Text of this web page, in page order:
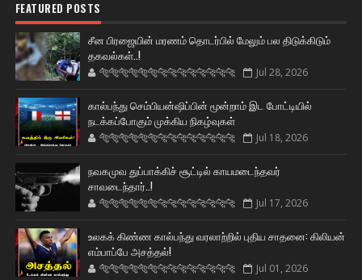
FEATURED POSTS
சீன பிரஜையின் மரணம் தொடர்பில் மேலும் பல திடுக்கிடும்
தகவல்கள்..!
🐅🐅🐅🐅🐅🐅🐆🐆🐆🐆🐆🐆🐆🐆 Jul 28, 2026
கால்பந்து செம்பியன்ஷிப்பின் மூன்றாம் இட போட்டியில்
நடக்கப்போகும் முக்கிய நிகழ்வுகள்
🐅🐅🐅🐅🐅🐅🐆🐆🐆🐆🐆🐆🐆🐆 Jul 18, 2026
நவகமுவ துப்பாக்கிச் சூட்டில் காயமடைந்தவர்
சாவடைந்தார்..!
🐅🐅🐅🐅🐅🐅🐆🐆🐆🐆🐆🐆🐆🐆 Jul 17, 2026
உலகக் கிண்ண கால்பந்து வரலாற்றில் புதிய சாதனை: கிலியன்
எம்பாப்பே அசத்தல்!
🐅🐅🐅🐅🐅🐅🐆🐆🐆🐆🐆🐆🐆🐆 Jul 01, 2026